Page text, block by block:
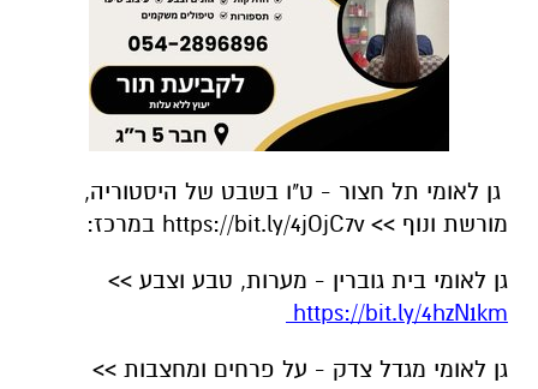
גן לאומי תל חצור - ט"ו בשבט של היסטוריה,
מורשת ונוף >> https://bit.ly/4jOjC7v במרכז:
גן לאומי בית גוברין - מערות, טבע וצבע >>
https://bit.ly/4hzN1km
גן לאומי מגדל צדק - על פרחים ומחצבות >>